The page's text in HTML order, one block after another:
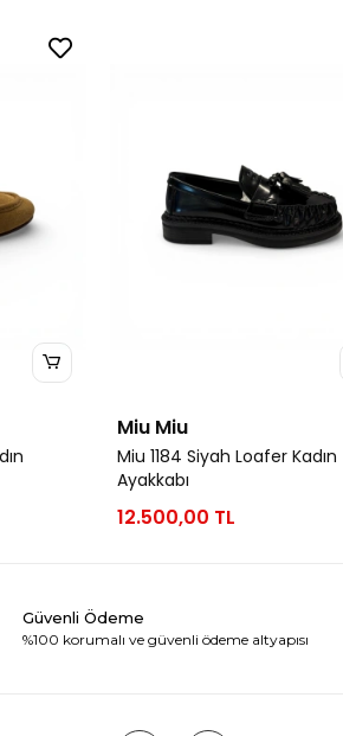
Miu Miu
Miu 1184 Siyah Loafer Kadın
Ayakkabı
12.500,00 TL
Güvenli Ödeme
%100 korumalı ve güvenli ödeme altyapısı